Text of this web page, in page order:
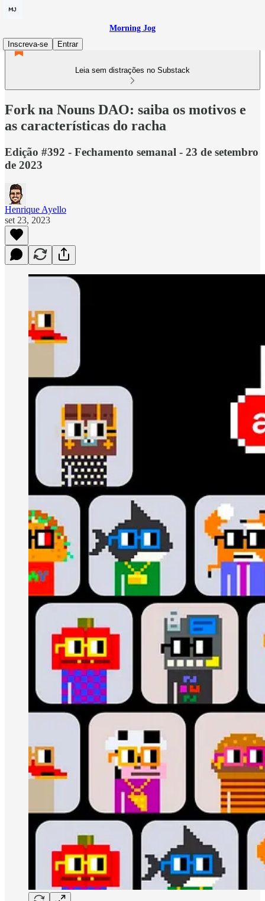
Morning Jog
Inscreva-se
Entrar
Leia sem distrações no Substack
Fork na Nouns DAO: saiba os motivos e
as características do racha
Edição #392 - Fechamento semanal - 23 de setembro
de 2023
Henrique Ayello
set 23, 2023